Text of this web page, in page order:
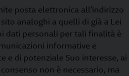
posta elettronica all’indirizzo
analoghi a quelli di già a Lei
dati personali per tali finalità è
informative e
e di potenziale Suo interesse, ai
non è necessario, ma